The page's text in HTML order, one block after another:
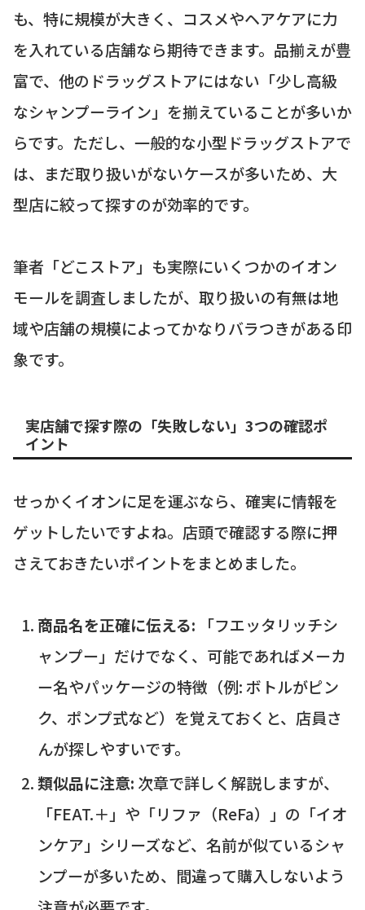
も、特に規模が大きく、コスメやヘアケアに力
を入れている店舗なら期待できます。品揃えが豊
富で、他のドラッグストアにはない「少し高級
なシャンプーライン」を揃えていることが多いか
らです。ただし、一般的な小型ドラッグストアで
は、まだ取り扱いがないケースが多いため、大
型店に絞って探すのが効率的です。
筆者「どこストア」も実際にいくつかのイオン
モールを調査しましたが、取り扱いの有無は地
域や店舗の規模によってかなりバラつきがある印
象です。
実店舗で探す際の「失敗しない」3つの確認ポ
イント
せっかくイオンに足を運ぶなら、確実に情報を
ゲットしたいですよね。店頭で確認する際に押
さえておきたいポイントをまとめました。
商品名を正確に伝える: 「フエッタリッチシ
ャンプー」だけでなく、可能であればメーカ
ー名やパッケージの特徴（例: ボトルがピン
ク、ポンプ式など）を覚えておくと、店員さ
んが探しやすいです。
類似品に注意: 次章で詳しく解説しますが、
「FEAT.＋」や「リファ（ReFa）」の「イオ
ンケア」シリーズなど、名前が似ているシャ
ンプーが多いため、間違って購入しないよう